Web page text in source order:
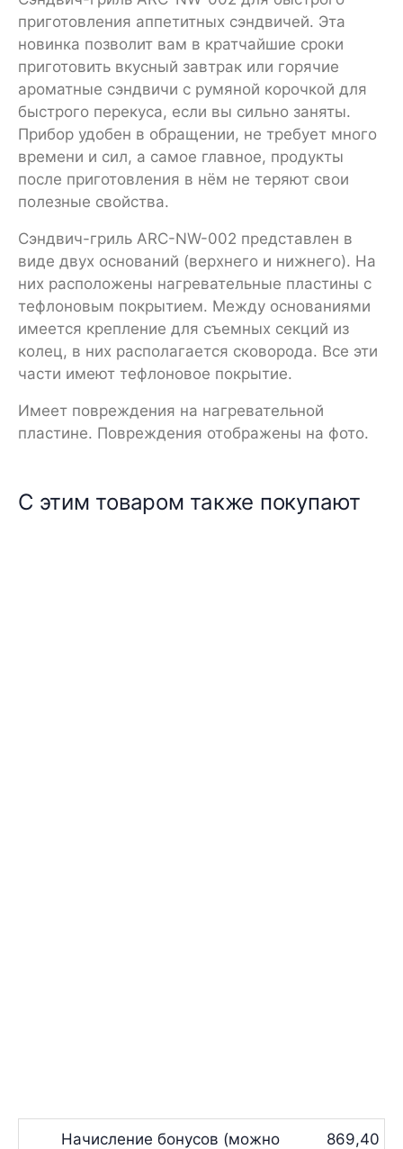
приготовления аппетитных сэндвичей. Эта
новинка позволит вам в кратчайшие сроки
приготовить вкусный завтрак или горячие
ароматные сэндвичи с румяной корочкой для
быстрого перекуса, если вы сильно заняты.
Прибор удобен в обращении, не требует много
времени и сил, а самое главное, продукты
после приготовления в нём не теряют свои
полезные свойства.
Сэндвич-гриль ARC-NW-002 представлен в
виде двух оснований (верхнего и нижнего). На
них расположены нагревательные пластины с
тефлоновым покрытием. Между основаниями
имеется крепление для съемных секций из
колец, в них располагается сковорода. Все эти
части имеют тефлоновое покрытие.
Имеет повреждения на нагревательной
пластине. Повреждения отображены на фото.
С этим товаром также покупают
Начисление бонусов (можно
869,40